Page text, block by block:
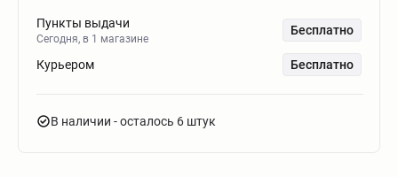
Пункты выдачи
Сегодня, в 1 магазине
Бесплатно
Курьером Бесплатно
В наличии - осталось 6 штук